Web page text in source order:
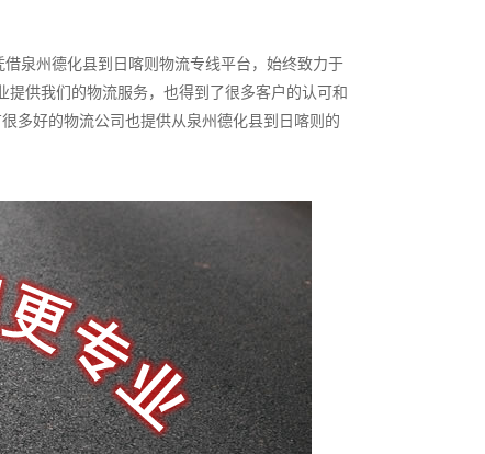
泉州德化县到日喀则物流专线平台，始终致力于
供我们的物流服务，也得到了很多客户的认可和
多好的物流公司也提供从泉州德化县到日喀则的